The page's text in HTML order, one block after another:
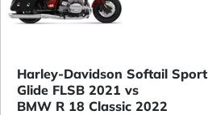
Harley-Davidson Softail Sport
Glide FLSB 2021 vs
BMW R 18 Classic 2022